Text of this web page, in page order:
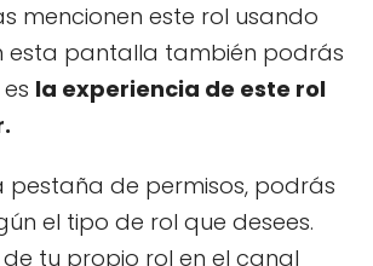
mencionen este rol usando
esta pantalla también podrás
la experiencia de este rol
pestaña de permisos, podrás
el tipo de rol que desees.
tu propio rol en el canal